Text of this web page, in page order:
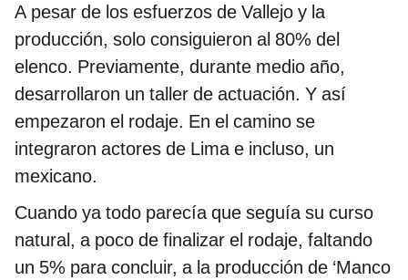
A pesar de los esfuerzos de Vallejo y la
producción, solo consiguieron al 80% del
elenco. Previamente, durante medio año,
desarrollaron un taller de actuación. Y así
empezaron el rodaje. En el camino se
integraron actores de Lima e incluso, un
mexicano.
Cuando ya todo parecía que seguía su curso
natural, a poco de finalizar el rodaje, faltando
un 5% para concluir, a la producción de ‘Manco